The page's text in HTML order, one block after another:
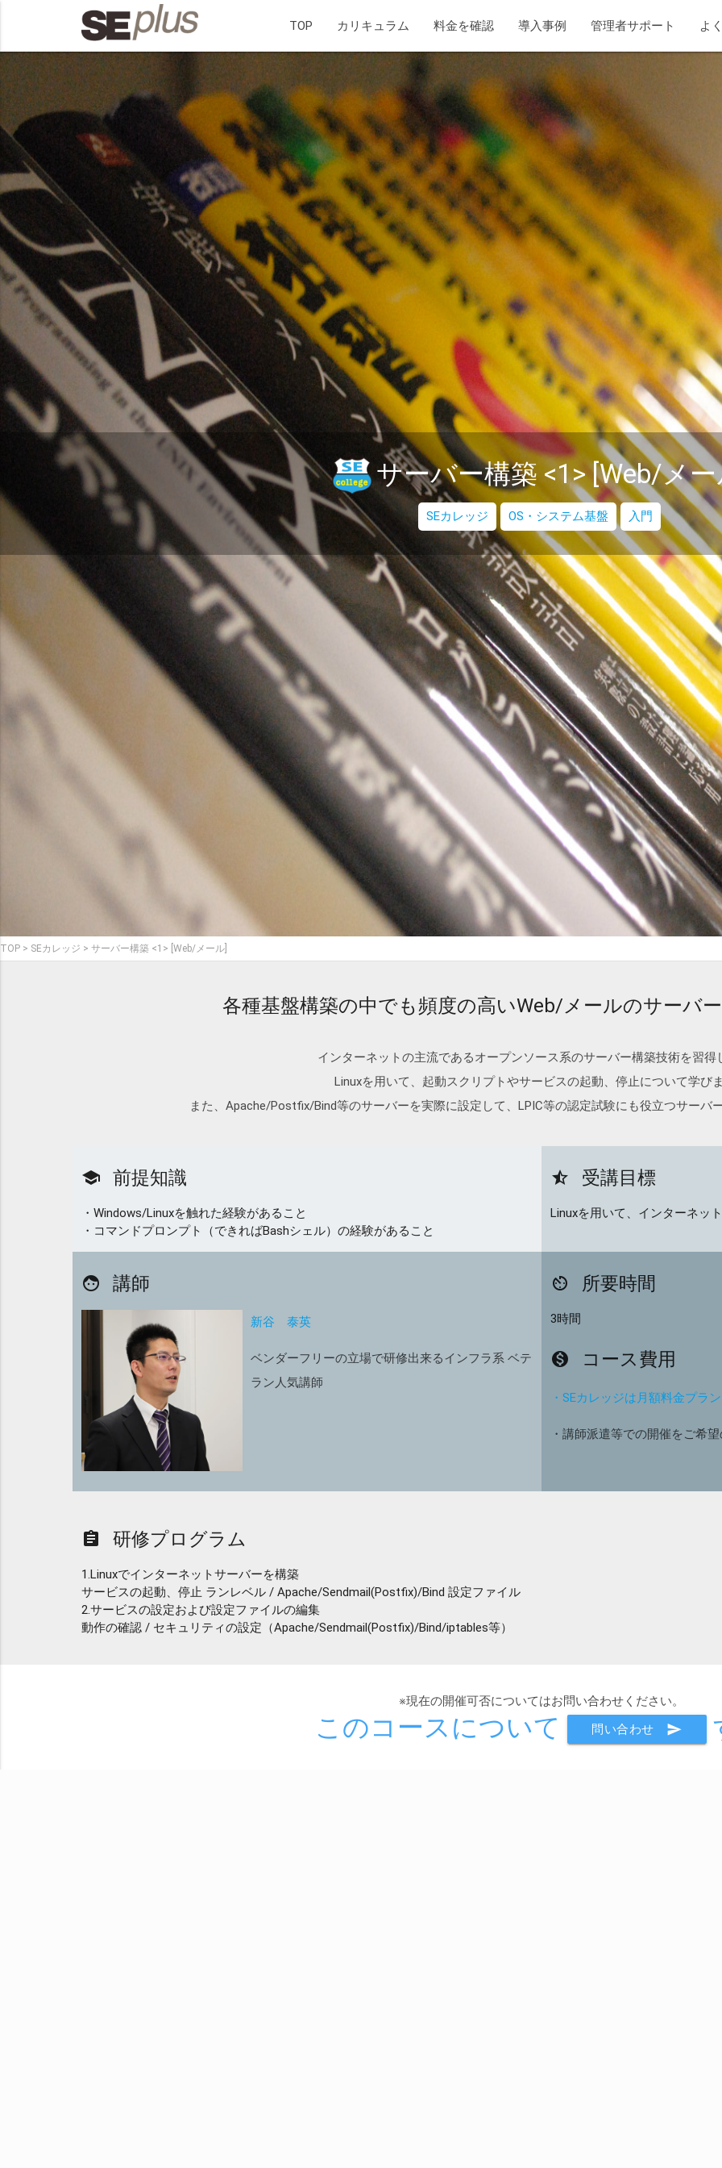
TOP カリキュラム 料金を確認 導入事例 管理者サポート よ
サーバー構築 <1> [Web/メ
SEカレッジ OS・システム基盤 入門
TOP SEカレッジ サーバー構築 <1> [Web/メール]
各種基盤構築の中でも頻度の高いWeb/メールのサーバ
インターネットの主流であるオープンソース系のサーバー構築技術を習得
Linuxを用いて、起動スクリプトやサービスの起動、停止について学び
また、Apache/Postfix/Bind等のサーバーを実際に設定して、LPIC等の認定試験にも役立つサーバ
school 前提知識
・Windows/Linuxを触れた経験があること
・コマンドプロンプト（できればBashシェル）の経験があること
star_half 受講目標
Linuxを用いて、インターネッ
face 講師
新谷 泰英
ベンダーフリーの立場で研修出来るインフラ系 ベテ
ラン人気講師
av_timer 所要時間
3時間
monetization_on コース費用
・SEカレッジは月額料金プラ
・講師派遣等での開催をご希
assignment 研修プログラム
1.Linuxでインターネットサーバーを構築
サービスの起動、停止 ランレベル / Apache/Sendmail(Postfix)/Bind 設定ファイル
2.サービスの設定および設定ファイルの編集
動作の確認 / セキュリティの設定（Apache/Sendmail(Postfix)/Bind/iptables等）
※現在の開催可否についてはお問い合わせください。
このコースについて 問い合わせ send